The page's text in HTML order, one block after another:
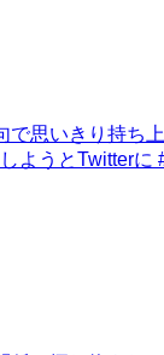
思いきり持ち
ようとTwitter